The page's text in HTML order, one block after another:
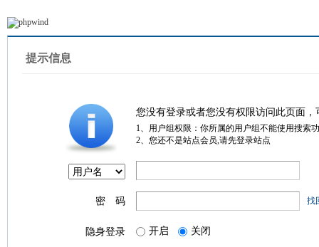
提示信息
您没有登录或者您没有权限访问此页面
1、用户组权限：你所属的用户组不能使用搜索
2、您还不是站点会员,请先登录站点
密 码 找
隐身登录 开启 关闭